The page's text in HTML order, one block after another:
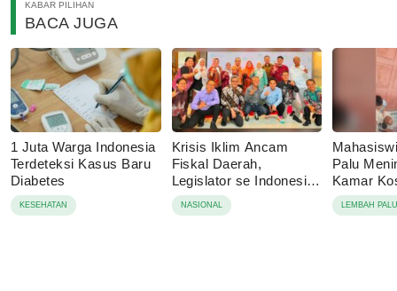
KABAR PILIHAN
BACA JUGA
1 Juta Warga Indonesia
Terdeteksi Kasus Baru
Diabetes
KESEHATAN
Krisis Iklim Ancam
Fiskal Daerah,
Legislator se Indonesia
Dorong APBD Berbasis
Ketahanan Lingkungan
NASIONAL
Palu
Kamar
Tolak
LEMBAH PALU